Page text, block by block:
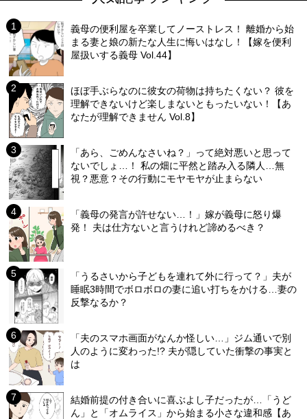
義母の便利屋を卒業してノーストレス！ 離婚から始
まる妻と娘の新たな人生に悔いはなし！【嫁を便利
屋扱いする義母 Vol.44】
ほぼ手ぶらなのに彼女の荷物は持ちたくない？ 彼を
理解できないけど楽しまないともったいない！【あ
なたが理解できません Vol.8】
「あら、ごめんなさいね？」って絶対悪いと思って
ないでしょ…！ 私の畑に平然と踏み入る隣人…無
視？悪意？その行動にモヤモヤが止まらない
「義母の発言が許せない…！」嫁が義母に怒り爆
発！ 夫は仕方ないと言うけれど諦めるべき？
「うるさいから子どもを連れて外に行って？」夫が
睡眠3時間でボロボロの妻に追い打ちをかける…妻の
反撃なるか？
「夫のスマホ画面がなんか怪しい…」ジム通いで別
人のように変わった!? 夫が隠していた衝撃の事実と
は
結婚前提の付き合いに喜ぶよし子だったが…「うど
ん」と「オムライス」から始まる小さな違和感【あ